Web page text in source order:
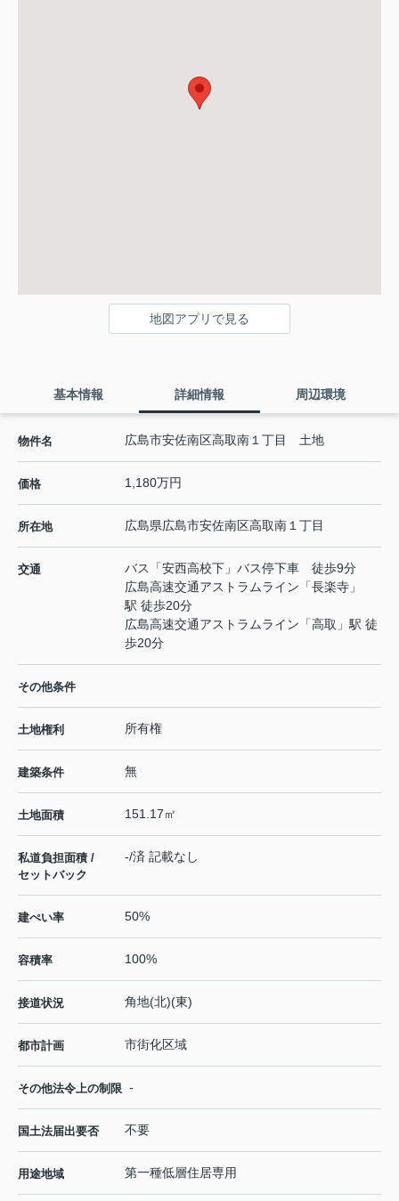
地図アプリで見る
基本情報 詳細情報 周辺環境
物件名 広島市安佐南区高取南１丁目 土地
価格 1,180万円
所在地 広島県広島市安佐南区高取南 １丁目
交通
バス「安西高校下」バス停下車 徒歩9分
広島高速交通アストラムライン 「長楽寺 」
駅 徒歩20分
広島高速交通アストラムライン 「高取 」駅 徒
歩20分
その他条件
土地権利 所有権
建築条件 無
土地面積 151.17㎡
私道負担面積 /
セットバック
-/済 記載なし
建ぺい率 50%
容積率 100%
接道状況 角地(北)(東)
都市計画 市街化区域
その他法令上の制限 -
国土法届出要否 不要
用途地域 第一種低層住居専用